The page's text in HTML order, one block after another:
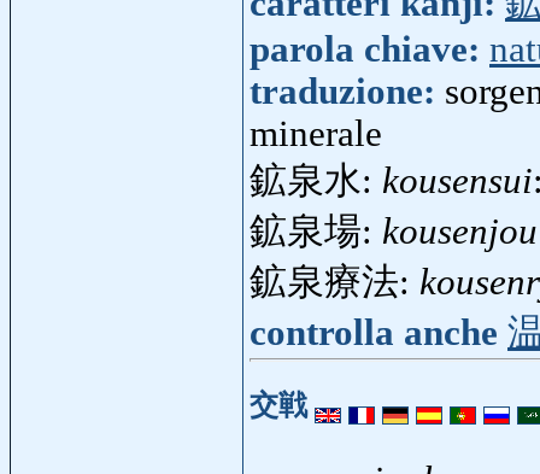
parola chiave:
traduzione:
minerale
鉱泉水: kousensui
鉱泉場: kousenjou
鉱泉療法:
controlla anche
交戦